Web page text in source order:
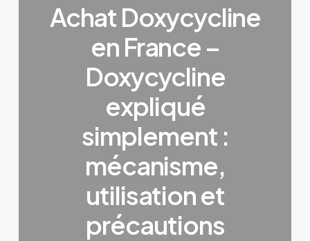
Achat Doxycycline
en France –
Doxycycline
expliqué
simplement :
mécanisme,
utilisation et
précautions